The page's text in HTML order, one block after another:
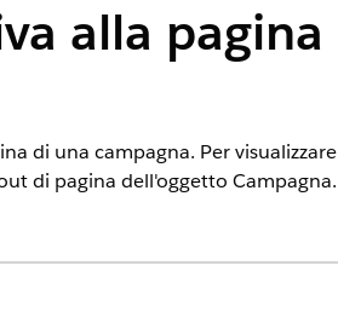
alla pagina
di una campagna. Per visualizzare
di pagina dell'oggetto Campagna.